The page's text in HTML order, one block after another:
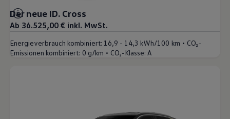
Der neue ID. Cross
Ab 36.525,00 € inkl. MwSt.
Energieverbrauch kombiniert: 16,9 - 14,3 kWh/100 km • CO₂-
Emissionen kombiniert: 0 g/km • CO₂-Klasse: A